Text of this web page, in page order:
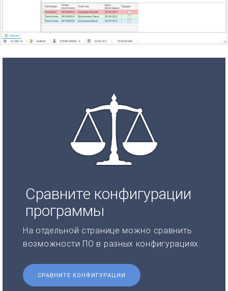
Сравните конфигурации
программы
На отдельной странице можно сравнить
возможности ПО в разных конфигурациях.
СРАВНИТЕ КОНФИГУРАЦИИ